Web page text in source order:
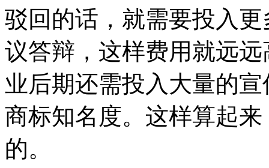
驳回的话，就需要投入
议答辩，这样费用就远
业后期还需投入大量的
商标知名度。这样算起
的。